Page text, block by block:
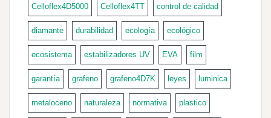
Celloflex4D5000 Celloflex4TT control de calidad
diamante durabilidad ecología ecológico
ecosistema estabilizadores UV EVA film
garantía grafeno grafeno4D7K leyes luminica
metaloceno naturaleza normativa plastico